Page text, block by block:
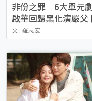
非份之罪｜6大單元
啟華回歸黑化演嚴父
文 : 羅志宏